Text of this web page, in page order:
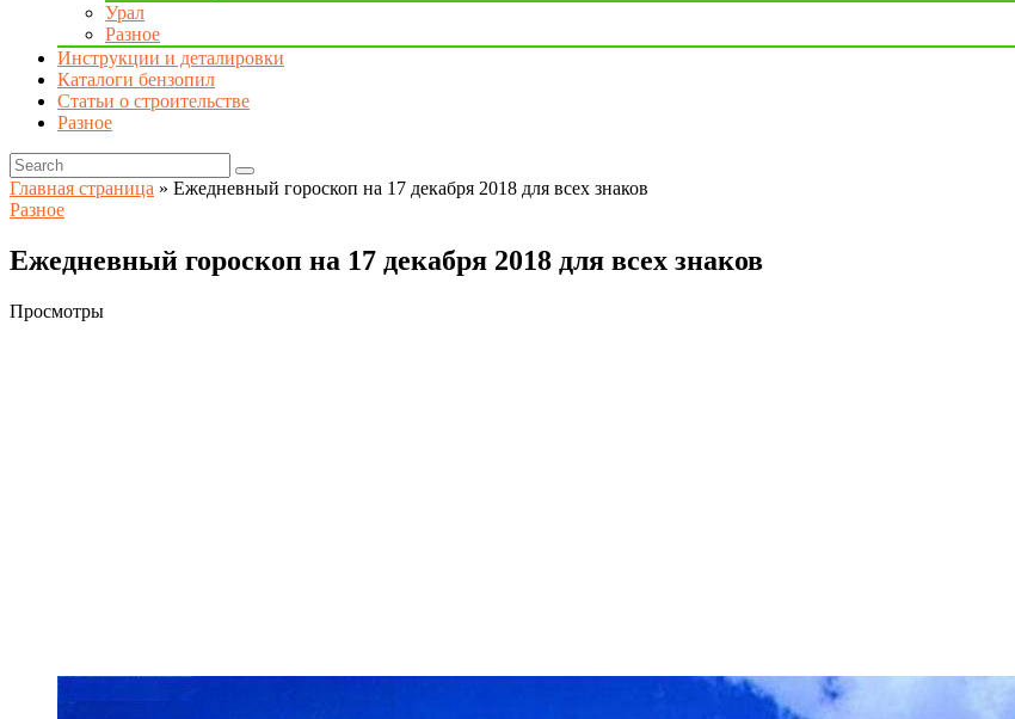
Урал
Разное
Инструкции и деталировки
Каталоги бензопил
Статьи о строительстве
Разное
Главная страница » Ежедневный гороскоп на 17 декабря 2018 для всех знаков
Разное
Ежедневный гороскоп на 17 декабря 2018 для всех знаков
Просмотры